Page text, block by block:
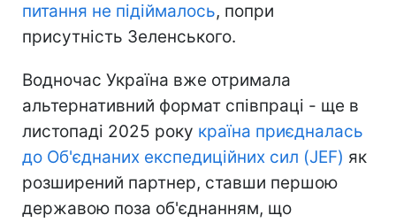
питання не підіймалось, попри
присутність Зеленського.
Водночас Україна вже отримала
альтернативний формат співпраці - ще в
листопаді 2025 року країна приєдналась
до Об'єднаних експедиційних сил (JEF) як
розширений партнер, ставши першою
державою поза об'єднанням, що